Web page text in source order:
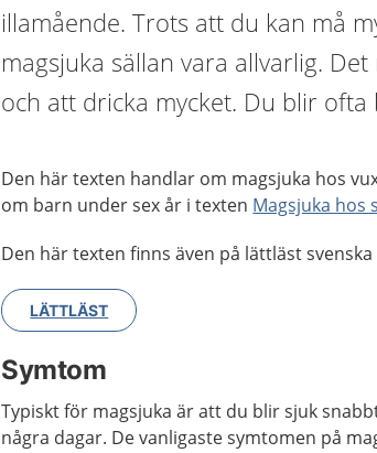
illamående. Trots att du kan må
magsjuka sällan vara allvarlig.
och att dricka mycket. Du blir
Den här texten handlar om magsjuka hos
om barn under sex år i texten Magsjuka hos
Den här texten finns även på lättläst
LÄTTLÄST
Symtom
Typiskt för magsjuka är att du blir sjuk
några dagar. De vanligaste symtomen på